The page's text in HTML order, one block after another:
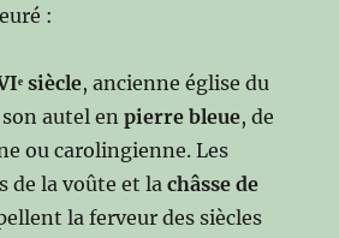
:
siècle, ancienne église du
son autel enpierre bleue, de
ou carolingienne. Les
de la voûte et lachâsse de
la ferveur des siècles